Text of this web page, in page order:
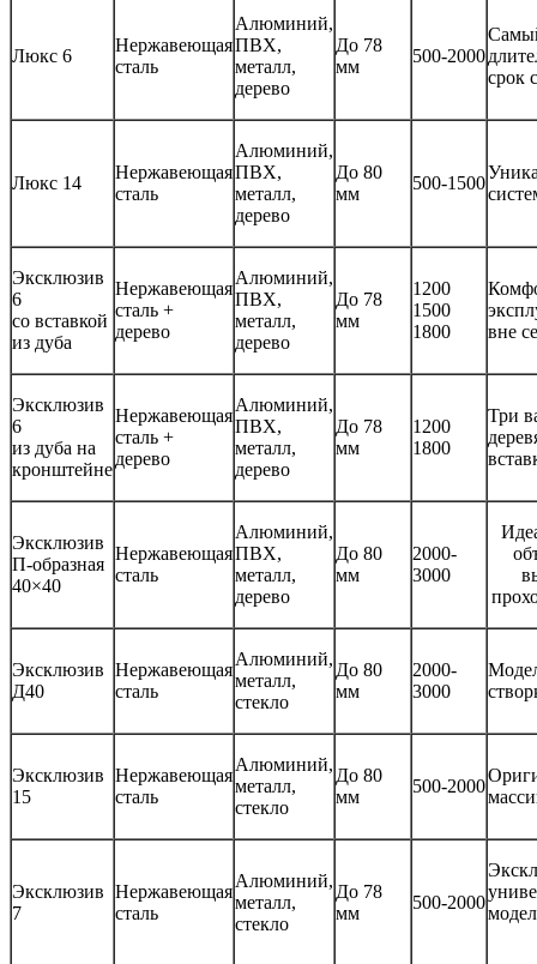
Люкс 6
Нержавеющая
сталь
Алюминий,
ПВХ,
металл,
дерево
До 78
мм
500-2000
срок
Люкс 14
Нержавеющая
сталь
Алюминий,
ПВХ,
металл,
дерево
До 80
мм
500-1500
Эксклюзив
6
со вставкой
из дуба
Нержавеющая
сталь +
дерево
Алюминий,
ПВХ,
металл,
дерево
До 78
мм
1200
1500
1800
вне
Эксклюзив
6
из дуба на
кронштейне
Нержавеющая
сталь +
дерево
Алюминий,
ПВХ,
металл,
дерево
До 78
мм
1200
1800
Три
Эксклюзив
П-образная
40×40
Нержавеющая
сталь
Алюминий,
ПВХ,
металл,
дерево
До 80
мм
2000-
3000
Эксклюзив
Д40
Нержавеющая
сталь
Алюминий,
металл,
стекло
До 80
мм
2000-
3000
Эксклюзив
15
Нержавеющая
сталь
Алюминий,
металл,
стекло
До 80
мм
500-2000
Эксклюзив
7
Нержавеющая
сталь
Алюминий,
металл,
стекло
До 78
мм
500-2000